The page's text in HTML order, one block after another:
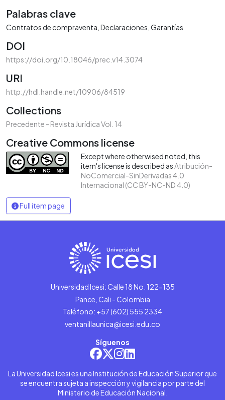
Palabras clave
Contratos de compraventa Declaraciones Garantías
DOI
https://doi.org/10.18046/prec.v14.3074
URI
http://hdl.handle.net/10906/84519
Collections
Precedente - Revista Jurídica Vol. 14
Creative Commons license
Except where otherwised noted, this
item's license is described asAtribución-
NoComercial-SinDerivadas 4.0
Internacional (CC BY-NC-ND 4.0)
Full item page
Universidad Icesi: Calle 18 No. 122-135
Pance, Cali - Colombia
Teléfono: +57 (602) 555 2334
ventanillaunica@icesi.edu.co
Síguenos
La Universidad Icesi es una Institución de Educación Superior que
se encuentra sujeta a inspección y vigilancia por parte del
Ministerio de Educación Nacional.